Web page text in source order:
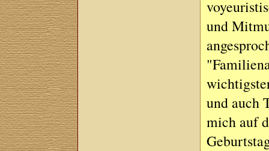
und
und auch
mich auf